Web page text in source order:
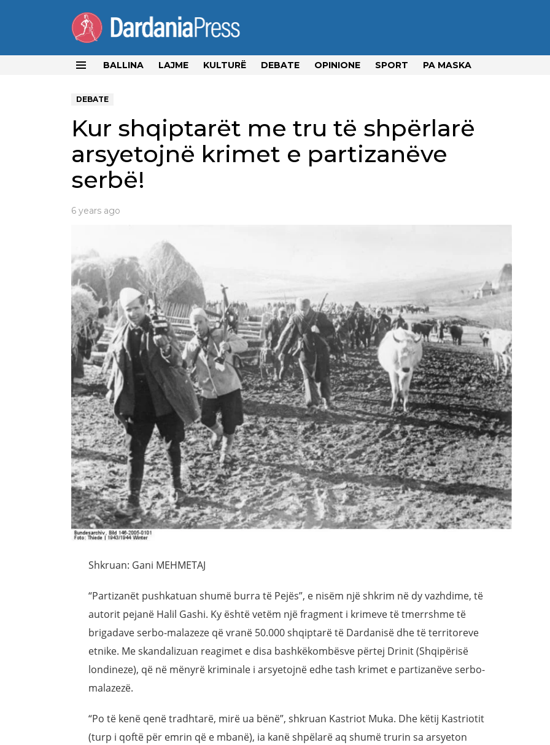
BALLINA LAJME KULTURË DEBATE OPINIONE SPORT PA MASKA
DEBATE
Kur shqiptarët me tru të shpërlarë
arsyetojnë krimet e partizanëve
serbë!
6 years ago
Shkruan: Gani MEHMETAJ
“Partizanët pushkatuan shumë burra të Pejës”, e nisëm një shkrim në dy vazhdime, të
autorit pejanë Halil Gashi. Ky është vetëm një fragment i krimeve të tmerrshme të
brigadave serbo-malazeze që vranë 50.000 shqiptarë të Dardanisë dhe të territoreve
etnike. Me skandalizuan reagimet e disa bashkëkombësve përtej Drinit (Shqipërisë
londineze), që në mënyrë kriminale i arsyetojnë edhe tash krimet e partizanëve serbo-
malazezë.
“Po të kenë qenë tradhtarë, mirë ua bënë”, shkruan Kastriot Muka. Dhe këtij Kastriotit
(turp i qoftë për emrin që e mbanë), ia kanë shpëlarë aq shumë trurin sa arsyeton